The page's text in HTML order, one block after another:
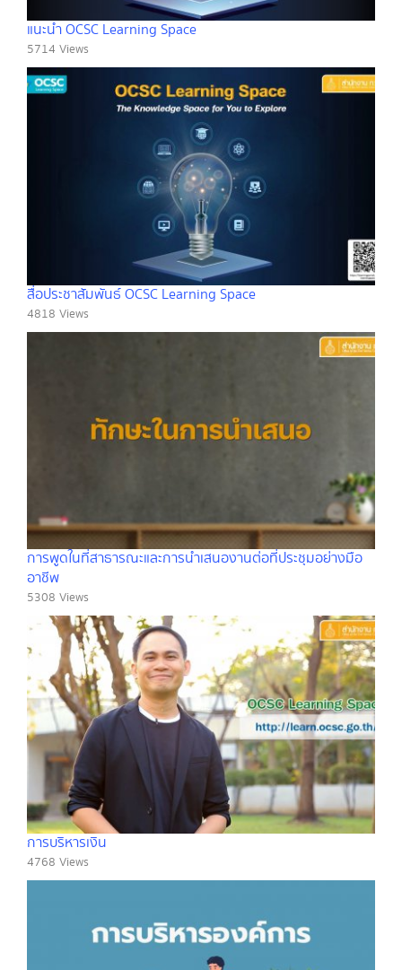
แนะนำ OCSC Learning Space
5714 Views
สื่อประชาสัมพันธ์ OCSC Learning Space
4818 Views
การพูดในที่สาธารณะและการนำเสนองานต่อที่ประชุมอย่างมือ
อาชีพ
5308 Views
การบริหารเงิน
4768 Views